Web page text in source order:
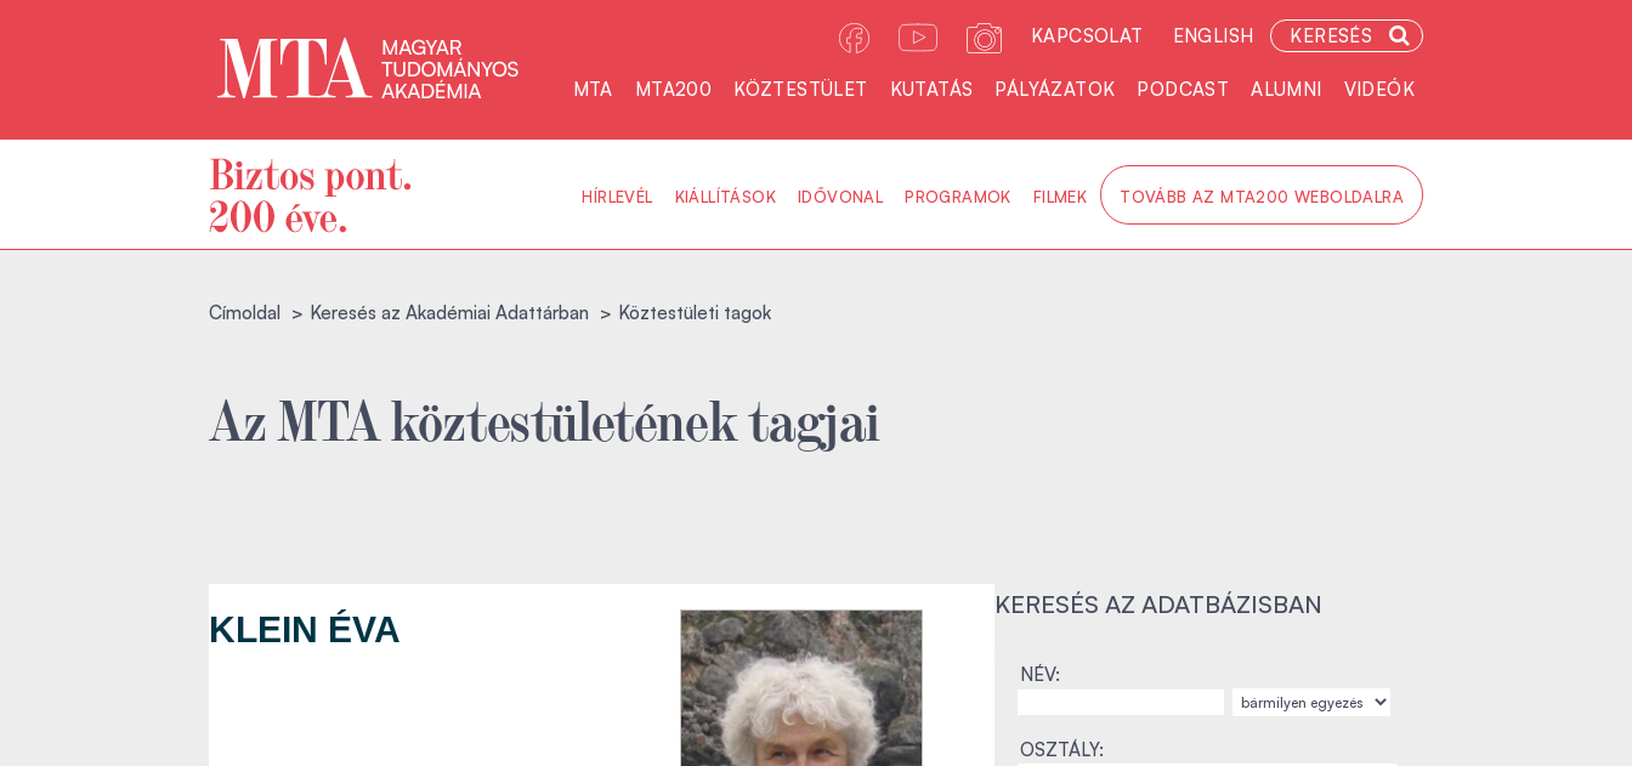
KAPCSOLAT ENGLISH KERESÉS
MTA MTA200 KÖZTESTÜLET KUTATÁS PÁLYÁZATOK PODCAST ALUMNI VIDEÓK
HÍRLEVÉL KIÁLLÍTÁSOK IDŐVONAL PROGRAMOK FILMEK TOVÁBB AZ MTA200 WEBOLDALRA
Címoldal Keresés az Akadémiai Adattárban Köztestületi tagok
Az MTA köztestületének tagjai
KLEIN ÉVA
KERESÉS AZ ADATBÁZISBAN
NÉV:
OSZTÁLY: